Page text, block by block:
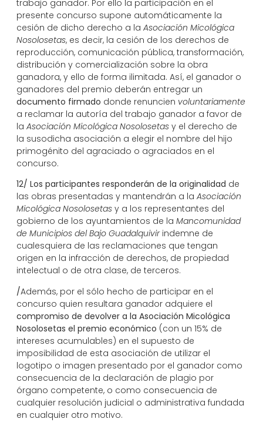
trabajo ganador. Por ello la participación en el
presente concurso supone automáticamente la
cesión de dicho derecho a la Asociación Micológica
Nosolosetas, es decir, la cesión de los derechos de
reproducción, comunicación pública, transformación,
distribución y comercialización sobre la obra
ganadora, y ello de forma ilimitada. Así, el ganador o
ganadores del premio deberán entregar un
documento firmado donde renuncien voluntariamente
a reclamar la autoría del trabajo ganador a favor de
la Asociación Micológica Nosolosetasy el derecho de
la susodicha asociación a elegir el nombre del hijo
primogénito del agraciado o agraciados en el
concurso.
12/ Los participantes responderán de la originalidad de
las obras presentadas y mantendrán a la Asociación
Micológica Nosolosetasy a los representantes del
gobierno de los ayuntamientos de la Mancomunidad
de Municipios del Bajo Guadalquivirindemne de
cualesquiera de las reclamaciones que tengan
origen en la infracción de derechos, de propiedad
intelectual o de otra clase, de terceros.
/Además, por el sólo hecho de participar en el
concurso quien resultara ganador adquiere el
compromiso de devolver a la Asociación Micológica
Nosolosetas el premio económico (con un 15% de
intereses acumulables) en el supuesto de
imposibilidad de esta asociación de utilizar el
logotipo o imagen presentado por el ganador como
consecuencia de la declaración de plagio por
órgano competente, o como consecuencia de
cualquier resolución judicial o administrativa fundada
en cualquier otro motivo.